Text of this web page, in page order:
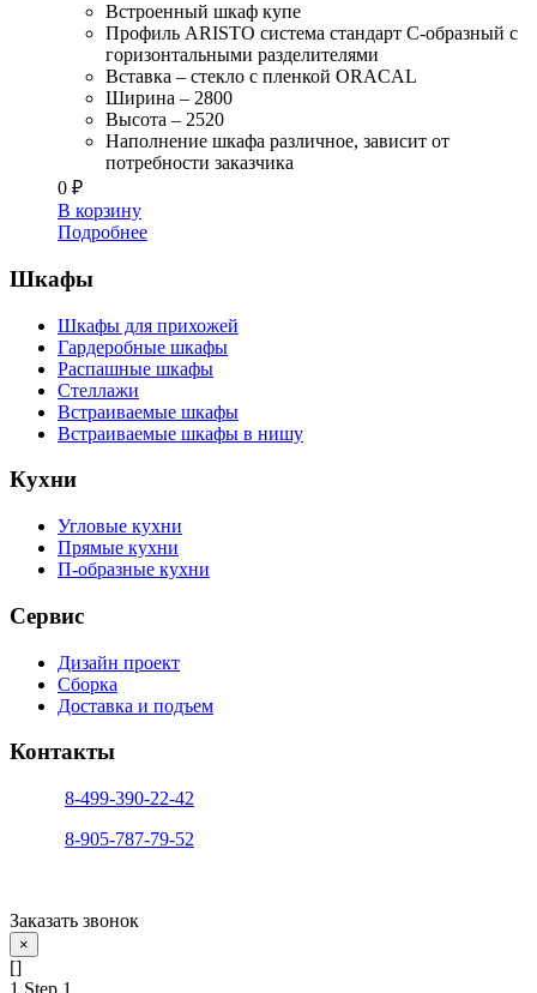
Встроенный шкаф купе
Профиль ARISTO система стандарт С-образный с
горизонтальными разделителями
Вставка – стекло с пленкой ORACAL
Ширина – 2800
Высота – 2520
Наполнение шкафа различное, зависит от
потребности заказчика
0 ₽
В корзину
Подробнее
Шкафы
Шкафы для прихожей
Гардеробные шкафы
Распашные шкафы
Стеллажи
Встраиваемые шкафы
Встраиваемые шкафы в нишу
Кухни
Угловые кухни
Прямые кухни
П-образные кухни
Сервис
Дизайн проект
Сборка
Доставка и подъем
Контакты
8-499-390-22-42
8-905-787-79-52
Заказать звонок
×
[]
1 Step 1